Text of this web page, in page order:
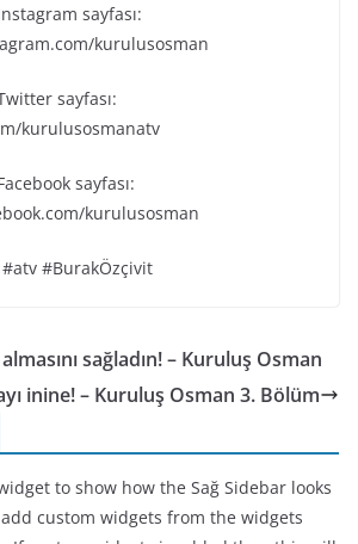
sayfası:
kurulusosman
sayfası:
kurulusosmanatv
sayfası:
kurulusosman
#BurakÖzçivit
sağladın! – Kuruluş Osman
inine! – Kuruluş Osman 3. Bölüm
to show how the Sağ Sidebar looks
custom widgets from the widgets